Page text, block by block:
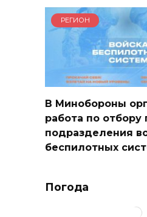
РЕГИОН
В Минобороны
работа по отбору
подразделения
беспилотных
Погода